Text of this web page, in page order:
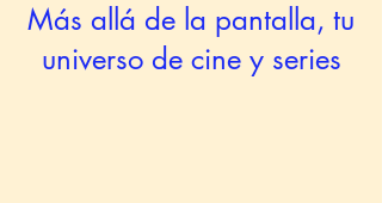
Más allá de la pantalla, tu
universo de cine y series